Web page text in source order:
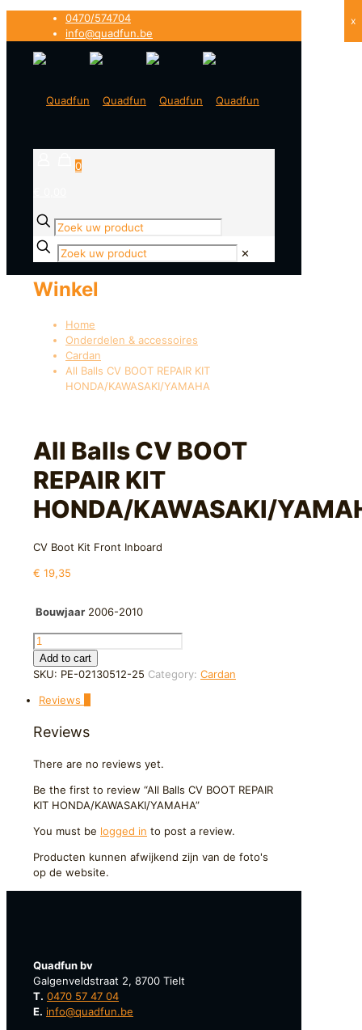
0470/574704
info@quadfun.be
0
✕
Winkel
Home
Onderdelen & accessoires
Cardan
All Balls CV BOOT REPAIR KIT
HONDA/KAWASAKI/YAMAHA
All Balls CV BOOT
REPAIR KIT
HONDA/KAWASAKI/
CV Boot Kit Front Inboard
€ 19,35
Bouwjaar 2006-2010
All
Balls
CV
REPAIR
HONDA/KAWASAKI/YAMAHA
Add to cart
SKU: PE-02130512-25 Category: Cardan
Reviews
Reviews
There are no reviews yet.
Be the first to review “All Balls CV BOOT REPAIR
KIT HONDA/KAWASAKI/YAMAHA”
You must be logged in to post a review.
Producten kunnen afwijkend zijn van de foto's
op de website.
Quadfun bv
Galgenveldstraat 2, 8700 Tielt
T. 0470 57 47 04
E. info@quadfun.be
x